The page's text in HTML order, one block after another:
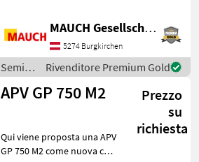
Barra di spargimento da 6
m con deflettori inclusi -
Peso a
MAUCH Gesellschaft m.b.H. & Co.KG
5274 Burgkirchen
Semina
e cura /
APV
Rivenditore Premium Gold
APV GP 750 M2
Prezzo
su
richiesta
Qui viene proposta una APV
GP 750 M2 come nuova con